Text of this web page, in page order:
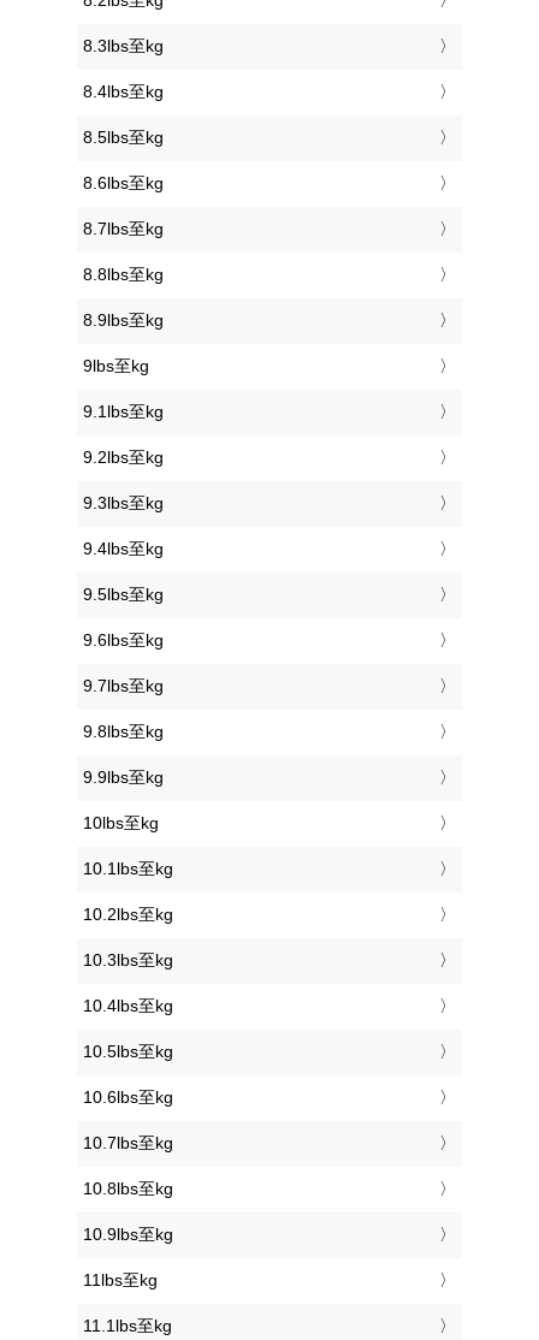
8.3lbs至kg
8.4lbs至kg
8.5lbs至kg
8.6lbs至kg
8.7lbs至kg
8.8lbs至kg
8.9lbs至kg
9lbs至kg
9.1lbs至kg
9.2lbs至kg
9.3lbs至kg
9.4lbs至kg
9.5lbs至kg
9.6lbs至kg
9.7lbs至kg
9.8lbs至kg
9.9lbs至kg
10lbs至kg
10.1lbs至kg
10.2lbs至kg
10.3lbs至kg
10.4lbs至kg
10.5lbs至kg
10.6lbs至kg
10.7lbs至kg
10.8lbs至kg
10.9lbs至kg
11lbs至kg
11.1lbs至kg